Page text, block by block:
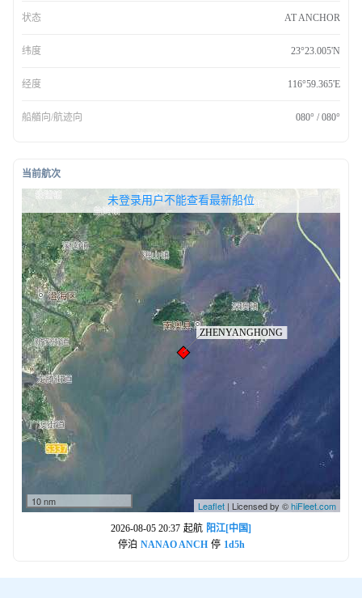
状态 AT ANCHOR
纬度 23°23.005'N
经度 116°59.365'E
船艏向/航迹向 080° / 080°
当前航次
10 nm Leaflet | Licensed by ©hiFleet.com
未登录用户不能查看最新船位
无权查看最新船位，请联系开通
2026-08-05 20:37 起航 阳江[中国]
停泊 NANAO ANCH 停 1d5h